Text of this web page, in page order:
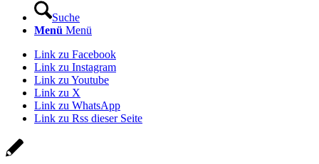
Suche
Menü Menü
Link zu Facebook
Link zu Instagram
Link zu Youtube
Link zu X
Link zu WhatsApp
Link zu Rss dieser Seite